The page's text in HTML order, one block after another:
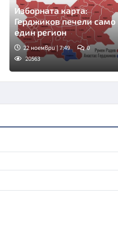
Изборната карта:
Герджиков печели само
един регион
22 ноември | 7:49
0
20563